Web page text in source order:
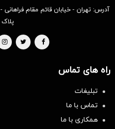
آدرس: تهران - خیابان قائم مقام
پلاک ۵
راه های تماس
تبلیغات
تماس با ما
همکاری با ما